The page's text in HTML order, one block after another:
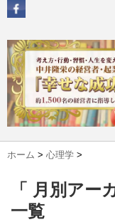
ホーム > 心理学 >
「 月別アー
一覧